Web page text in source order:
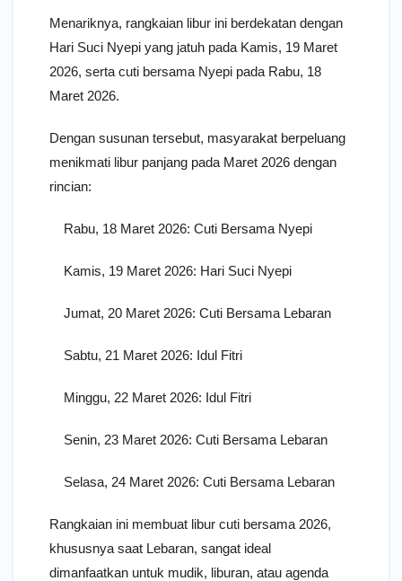
Menariknya, rangkaian libur ini berdekatan dengan
Hari Suci Nyepi yang jatuh pada Kamis, 19 Maret
2026, serta cuti bersama Nyepi pada Rabu, 18
Maret 2026.
Dengan susunan tersebut, masyarakat berpeluang
menikmati libur panjang pada Maret 2026 dengan
rincian:
Rabu, 18 Maret 2026: Cuti Bersama Nyepi
Kamis, 19 Maret 2026: Hari Suci Nyepi
Jumat, 20 Maret 2026: Cuti Bersama Lebaran
Sabtu, 21 Maret 2026: Idul Fitri
Minggu, 22 Maret 2026: Idul Fitri
Senin, 23 Maret 2026: Cuti Bersama Lebaran
Selasa, 24 Maret 2026: Cuti Bersama Lebaran
Rangkaian ini membuat libur cuti bersama 2026,
khususnya saat Lebaran, sangat ideal
dimanfaatkan untuk mudik, liburan, atau agenda